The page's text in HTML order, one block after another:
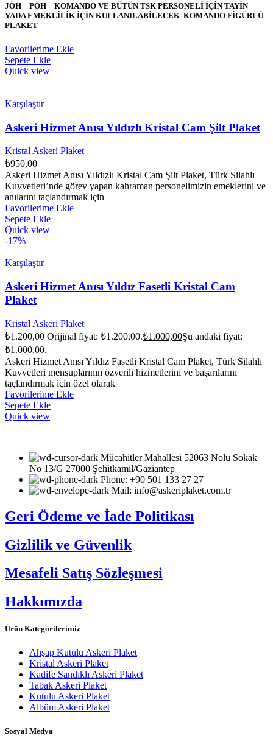
JÖH – PÖH – KOMANDO VE BÜTÜN TSK PERSONELİ İÇİN TAYİN
YADA EMEKLİLİK İÇİN KULLANILABİLECEK KOMANDO FİGÜRLÜ
PLAKET
Favorilerime Ekle
Sepete Ekle
Quick view
Karşılaştır
Askeri Hizmet Anısı Yıldızlı Kristal Cam Şilt Plaket
Kristal Askeri Plaket
₺950,00
Askeri Hizmet Anısı Yıldızlı Kristal Cam Şilt Plaket, Türk Silahlı
Kuvvetleri’nde görev yapan kahraman personelimizin emeklerini ve
anılarını taçlandırmak için
Favorilerime Ekle
Sepete Ekle
Quick view
-17%
Karşılaştır
Askeri Hizmet Anısı Yıldız Fasetli Kristal Cam
Plaket
Kristal Askeri Plaket
₺1.200,00 Orijinal fiyat: ₺1.200,00.₺1.000,00Şu andaki fiyat:
₺1.000,00.
Askeri Hizmet Anısı Yıldız Fasetli Kristal Cam Plaket, Türk Silahlı
Kuvvetleri mensuplarının özverili hizmetlerini ve başarılarını
taçlandırmak için özel olarak
Favorilerime Ekle
Sepete Ekle
Quick view
Mücahitler Mahallesi 52063 Nolu Sokak
No 13/G 27000 Şehitkamil/Gaziantep
Phone: +90 501 133 27 27
Mail: info@askeriplaket.com.tr
Geri Ödeme ve İade Politikası
Gizlilik ve Güvenlik
Mesafeli Satış Sözleşmesi
Hakkımızda
Ürün Kategorilerimiz
Ahşap Kutulu Askeri Plaket
Kristal Askeri Plaket
Kadife Sandıklı Askeri Plaket
Tabak Askeri Plaket
Kutulu Askeri Plaket
Albüm Askeri Plaket
Sosyal Medya